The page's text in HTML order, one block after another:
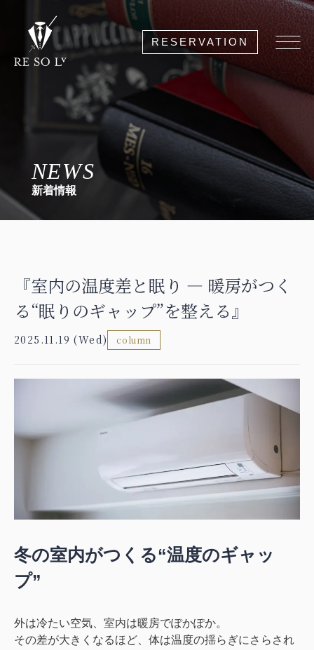
RESERVATION
NEWS
新着情報
『室内の温度差と眠り ― 暖房がつく
る“眠りのギャップ”を整える』
2025.11.19 (Wed) column
冬の室内がつくる“温度のギャッ
プ”
外は冷たい空気、室内は暖房でぽかぽか。
その差が大きくなるほど、体は温度の揺らぎにさらされ